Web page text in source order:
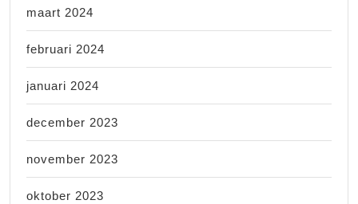
maart 2024
februari 2024
januari 2024
december 2023
november 2023
oktober 2023